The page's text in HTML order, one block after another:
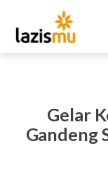
Gelar
Gandeng